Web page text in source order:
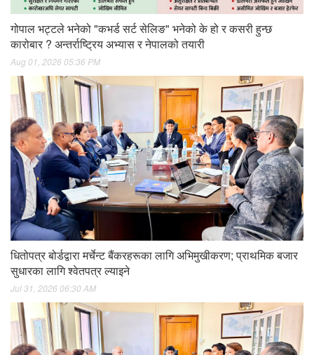
गोपाल भट्टले भनेको "कभर्ड सर्ट सेलिङ" भनेको के हो र कसरी हुन्छ
कारोबार ? अन्तर्राष्ट्रिय अभ्यास र नेपालको तयारी
Aug 01, 2026 05:36 PM
धितोपत्र बोर्डद्वारा मर्चेन्ट बैंकरहरूका लागि अभिमुखीकरण; प्राथमिक बजार
सुधारका लागि श्वेतपत्र ल्याइने
Jul 31, 2026 06:30 AM